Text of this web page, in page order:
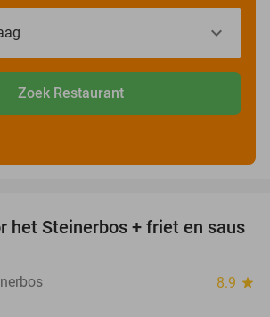
Zoek Restaurant
37%
het Steinerbos + friet en saus
8.9 star